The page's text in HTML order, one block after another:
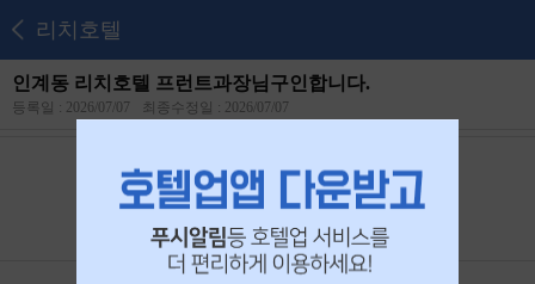
리치호텔
인계동 리치호텔 프런트과장님구인합니다.
등록일 : 2026/07/07 최종수정일 : 2026/07/07
본 공고는2026년 07월 26일 에 마감되었습니다.